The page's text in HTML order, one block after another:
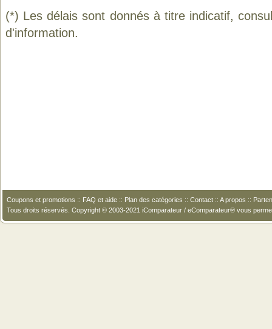
(*) Les délais sont donnés à titre indicatif,
d'information.
Coupons et promotions :: FAQ et aide :: Plan des catégories :: Contact :: A propos ::
Tous droits réservés. Copyright © 2003-2021 iComparateur / eComparateur® vous